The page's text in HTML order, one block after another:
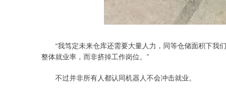
“我笃定未来仓库还需要大量人力，同等仓储面积下我
整体就业率，而非挤掉工作岗位。”
不过并非所有人都认同机器人不会冲击就业。